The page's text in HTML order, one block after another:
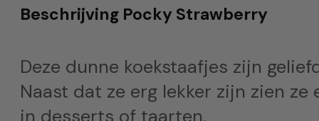
Beschrijving Pocky Strawberry
Deze dunne koekstaafjes zijn
Naast dat ze erg lekker zijn zien
in desserts of taarten.